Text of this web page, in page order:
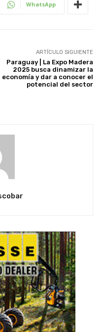
WhatsApp
ARTÍCULO SIGUIENTE
Paraguay | La Expo Madera
2025 busca dinamizar la
economía y dar a conocer el
potencial del sector